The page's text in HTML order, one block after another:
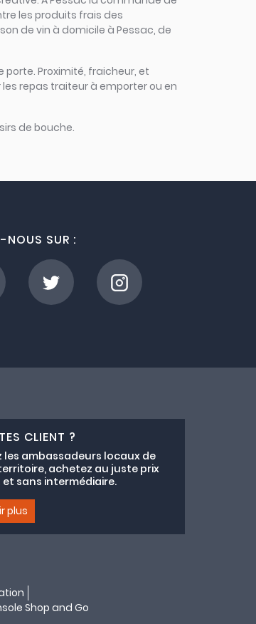
les produits frais des
de vin à domicile à Pessac, de
Proximité, fraicheur, et
repas traiteur à emporter ou en
de bouche.
NOUS SUR :
CLIENT ?
les ambassadeurs locaux de
achetez au juste prix
sans intermédiaire.
plus
Shop and Go